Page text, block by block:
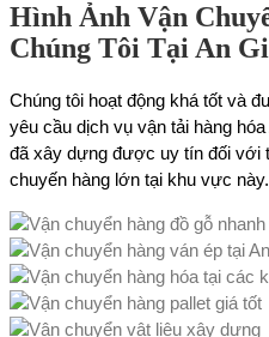
Hình Ảnh Vận
Chúng Tôi Tại An
Chúng tôi hoạt động khá tốt và
yêu cầu dịch vụ vận tải hàng
đã xây dựng được uy tín đối với
chuyến hàng lớn tại khu vực này.